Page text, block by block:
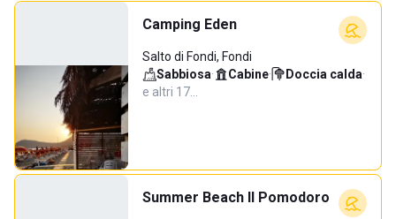
Camping Eden
Salto di Fondi, Fondi
Sabbiosa· Cabine· Doccia calda·
e altri 17…
Summer Beach Il Pomodoro